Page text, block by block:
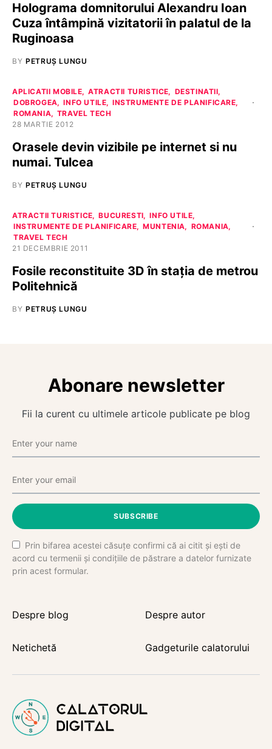
Holograma domnitorului Alexandru Ioan
Cuza întâmpină vizitatorii în palatul de la
Ruginoasa
BY PETRUȘ LUNGU
APLICATII MOBILE ATRACTII TURISTICE
DESTINATII
DOBROGEA
INFO UTILE
INSTRUMENTE DE PLANIFICARE
ROMANIA
TRAVEL TECH
28 MARTIE 2012
Orasele devin vizibile pe internet si nu
numai. Tulcea
BY PETRUȘ LUNGU
ATRACTII TURISTICE BUCURESTI
INFO UTILE
INSTRUMENTE DE PLANIFICARE
MUNTENIA
ROMANIA
TRAVEL TECH
21 DECEMBRIE 2011
Fosile reconstituite 3D în stația de metrou
Politehnică
BY PETRUȘ LUNGU
Abonare newsletter
Fii la curent cu ultimele articole publicate pe blog
SUBSCRIBE
Prin bifarea acestei căsuțe confirmi că ai citit și ești de
acord cu termenii și condițiile de păstrare a datelor furnizate
prin acest formular.
Despre blog Despre autor
Netichetă Gadgeturile calatorului